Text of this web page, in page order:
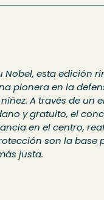
Nobel, esta edición
pionera en la
A través de un
y gratuito, el
en el centro,
son la base
justa.